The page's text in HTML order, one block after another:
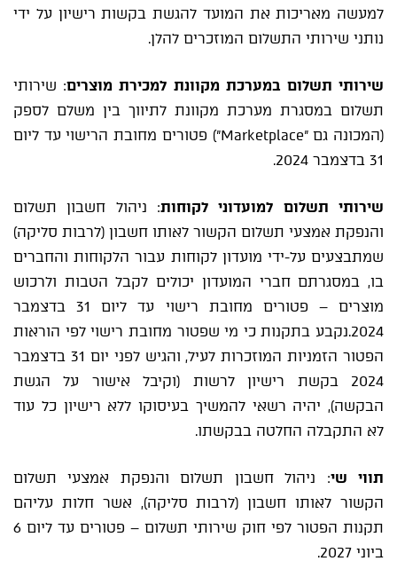
למעשה מאריכות את המועד להגשת בקשות רישיון על ידי
נותני שירותי התשלום המוזכרים להלן.
שירותי תשלום במערכת מקוונת למכירת מוצרים: שירותי
תשלום במסגרת מערכת מקוונת לתיווך בין משלם לספק
(המכונה גם "Marketplace") פטורים מחובת הרישוי עד ליום
31 בדצמבר 2024.
שירותי תשלום למועדוני לקוחות: ניהול חשבון תשלום
והנפקת אמצעי תשלום הקשור לאותו חשבון (לרבות סליקה)
שמתבצעים על-ידי מועדון לקוחות עבור הלקוחות והחברים
בו, במסגרתם חברי המועדון יכולים לקבל הטבות ולרכוש
מוצרים – פטורים מחובת רישוי עד ליום 31 בדצמבר
2024.נקבע בתקנות כי מי שפטור מחובת רישוי לפי הוראות
הפטור הזמניות המוזכרות לעיל, והגיש לפני יום 31 בדצמבר
2024 בקשת רישיון לרשות (וקיבל אישור על הגשת
הבקשה), יהיה רשאי להמשיך בעיסוקו ללא רישיון כל עוד
לא התקבלה החלטה בבקשתו.
תווי שי: ניהול חשבון תשלום והנפקת אמצעי תשלום
הקשור לאותו חשבון (לרבות סליקה), אשר חלות עליהם
תקנות הפטור לפי חוק שירותי תשלום – פטורים עד ליום 6
ביוני 2027.